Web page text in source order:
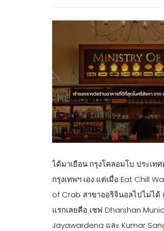
ได้มาเยือน กรุงโคลอมโบ ประเท
กรุงเทพฯ เอง แต่เมื่อ Eat Chill
of Crab สาขาออริจินอลไปไม่ไ
แรกเลยคือ เชฟ Dharshan
Jayawardena และ Kumar